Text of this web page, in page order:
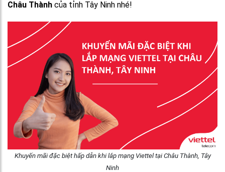
Châu Thành của tỉnh Tây Ninh nhé!
Khuyến mãi đặc biệt hấp dẫn khi lắp mạng Viettel tại Châu Thành, Tây
Ninh